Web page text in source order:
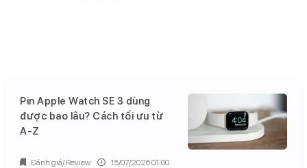
Pin Apple Watch SE 3 dùng
được bao lâu? Cách tối ưu từ
A-Z
Đánh giá/ Review 15/07/2026 01:00